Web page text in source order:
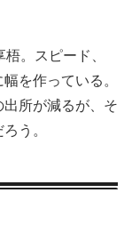
。スピード、
を作っている。
所が減るが、そ
う。